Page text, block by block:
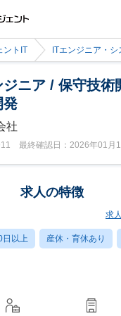
ントIT ITエンジニア・
ニア / 保守技術
発
社
最終確認日：2026年01月
求人の特徴
求
日以上 産休・育休あり